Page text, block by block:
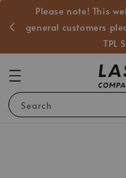
Please note! This
general customers
TPL
Search